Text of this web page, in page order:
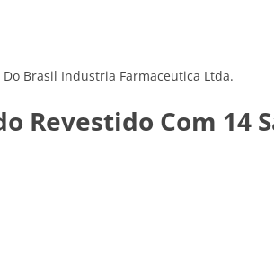
Brasil Industria Farmaceutica Ltda.
Revestido Com 14